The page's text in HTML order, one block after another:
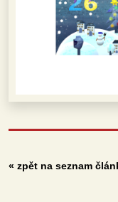
« zpět na seznam